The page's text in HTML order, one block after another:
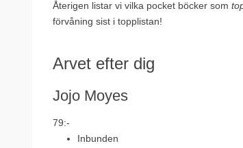
Återigen listar vi vilka pocket böcker som
förvåning sist i topplistan!
Arvet efter dig
Jojo Moyes
79:-
Inbunden